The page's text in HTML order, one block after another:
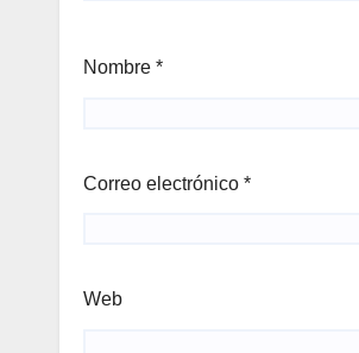
Nombre *
Correo electrónico *
Web